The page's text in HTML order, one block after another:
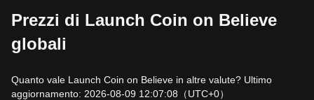
Prezzi di Launch Coin on Believe
globali
Quanto vale Launch Coin on Believe in altre valute? Ultimo
aggiornamento: 2026-08-09 12:07:08 （UTC+0）